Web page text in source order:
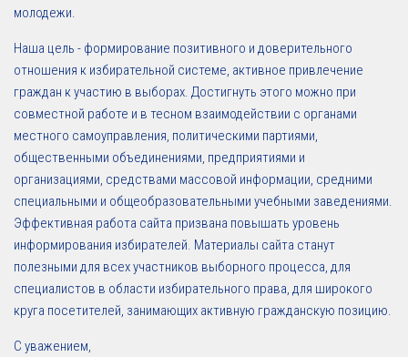
молодежи.
Наша цель - формирование позитивного и доверительного
отношения к избирательной системе, активное привлечение
граждан к участию в выборах. Достигнуть этого можно при
совместной работе и в тесном взаимодействии с органами
местного самоуправления, политическими партиями,
общественными объединениями, предприятиями и
организациями, средствами массовой информации, средними
специальными и общеобразовательными учебными заведениями.
Эффективная работа сайта призвана повышать уровень
информирования избирателей. Материалы сайта станут
полезными для всех участников выборного процесса, для
специалистов в области избирательного права, для широкого
круга посетителей, занимающих активную гражданскую позицию.
С уважением,